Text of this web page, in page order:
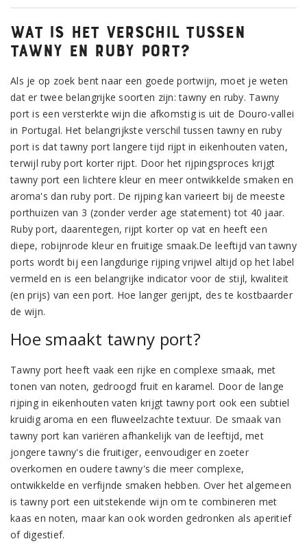
Wat is het verschil tussen
tawny en ruby port?
Als je op zoek bent naar een goede portwijn, moet je weten
dat er twee belangrijke soorten zijn: tawny en ruby. Tawny
port is een versterkte wijn die afkomstig is uit de Douro-vallei
in Portugal. Het belangrijkste verschil tussen tawny en ruby
port is dat tawny port langere tijd rijpt in eikenhouten vaten,
terwijl ruby port korter rijpt. Door het rijpingsproces krijgt
tawny port een lichtere kleur en meer ontwikkelde smaken en
aroma's dan ruby port. De rijping kan varieert bij de meeste
porthuizen van 3 (zonder verder age statement) tot 40 jaar.
Ruby port, daarentegen, rijpt korter op vat en heeft een
diepe, robijnrode kleur en fruitige smaak.De leeftijd van tawny
ports wordt bij een langdurige rijping vrijwel altijd op het label
vermeld en is een belangrijke indicator voor de stijl, kwaliteit
(en prijs) van een port. Hoe langer gerijpt, des te kostbaarder
de wijn.
Hoe smaakt tawny port?
Tawny port heeft vaak een rijke en complexe smaak, met
tonen van noten, gedroogd fruit en karamel. Door de lange
rijping in eikenhouten vaten krijgt tawny port ook een subtiel
kruidig aroma en een fluweelzachte textuur. De smaak van
tawny port kan variëren afhankelijk van de leeftijd, met
jongere tawny's die fruitiger, eenvoudiger en zoeter
overkomen en oudere tawny's die meer complexe,
ontwikkelde en verfijnde smaken hebben. Over het algemeen
is tawny port een uitstekende wijn om te combineren met
kaas en noten, maar kan ook worden gedronken als aperitief
of digestief.